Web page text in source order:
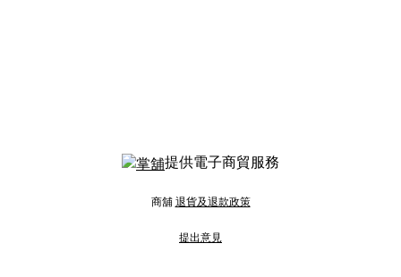
提供電子商貿服務
商舖 退貨及退款政策
提出意見